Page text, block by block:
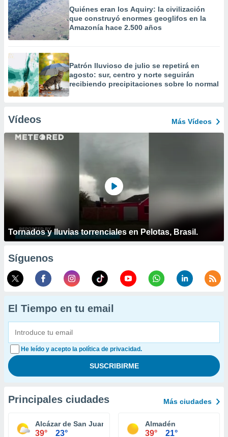
Quiénes eran los Aquiry: la civilización
que construyó enormes geoglifos en la
Amazonía hace 2.500 años
Patrón lluvioso de julio se repetirá en
agosto: sur, centro y norte seguirán
recibiendo precipitaciones sobre lo normal
Vídeos Más Vídeos
Tornados y lluvias torrenciales en Pelotas, Brasil.
Síguenos
El Tiempo en tu email
He leído y acepto la política de privacidad.
Principales ciudades Más ciudades
Alcázar de San Juan
39° 23°
Almadén
39° 21°